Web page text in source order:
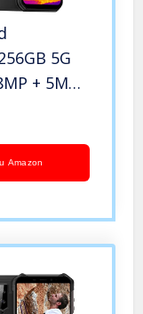
5G
+ 5MP
Amazon